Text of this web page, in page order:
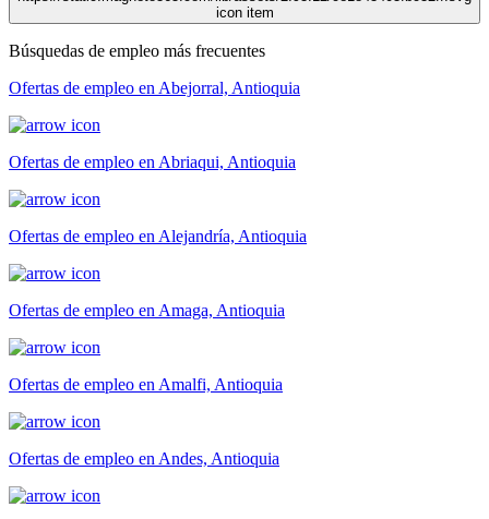
Búsquedas de empleo más frecuentes
Ofertas de empleo en Abejorral, Antioquia
Ofertas de empleo en Abriaqui, Antioquia
Ofertas de empleo en Alejandría, Antioquia
Ofertas de empleo en Amaga, Antioquia
Ofertas de empleo en Amalfi, Antioquia
Ofertas de empleo en Andes, Antioquia